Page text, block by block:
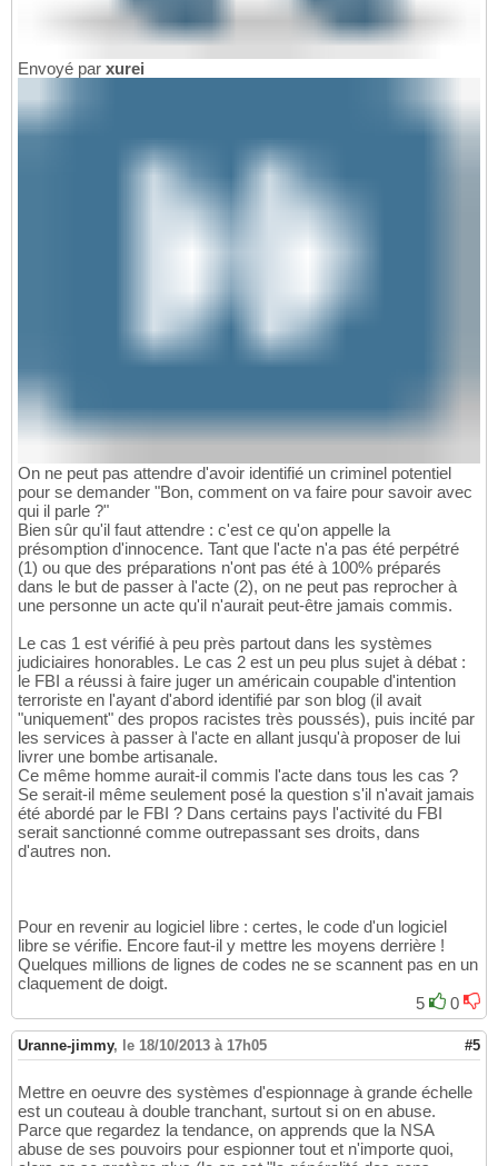
Envoyé par xurei
On ne peut pas attendre d'avoir identifié un criminel potentiel
pour se demander "Bon, comment on va faire pour savoir avec
qui il parle ?"
Bien sûr qu'il faut attendre : c'est ce qu'on appelle la
présomption d'innocence. Tant que l'acte n'a pas été perpétré
(1) ou que des préparations n'ont pas été à 100% préparés
dans le but de passer à l'acte (2), on ne peut pas reprocher à
une personne un acte qu'il n'aurait peut-être jamais commis.
Le cas 1 est vérifié à peu près partout dans les systèmes
judiciaires honorables. Le cas 2 est un peu plus sujet à débat :
le FBI a réussi à faire juger un américain coupable d'intention
terroriste en l'ayant d'abord identifié par son blog (il avait
"uniquement" des propos racistes très poussés), puis incité par
les services à passer à l'acte en allant jusqu'à proposer de lui
livrer une bombe artisanale.
Ce même homme aurait-il commis l'acte dans tous les cas ?
Se serait-il même seulement posé la question s'il n'avait jamais
été abordé par le FBI ? Dans certains pays l'activité du FBI
serait sanctionné comme outrepassant ses droits, dans
d'autres non.
Pour en revenir au logiciel libre : certes, le code d'un logiciel
libre se vérifie. Encore faut-il y mettre les moyens derrière !
Quelques millions de lignes de codes ne se scannent pas en un
claquement de doigt.
5
0
Uranne-jimmy, le 18/10/2013 à 17h05 #5
Mettre en oeuvre des systèmes d'espionnage à grande échelle
est un couteau à double tranchant, surtout si on en abuse.
Parce que regardez la tendance, on apprends que la NSA
abuse de ses pouvoirs pour espionner tout et n'importe quoi,